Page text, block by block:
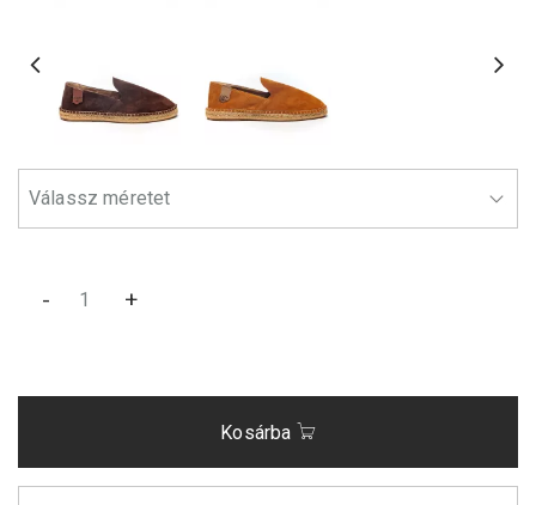
- +
Kosárba